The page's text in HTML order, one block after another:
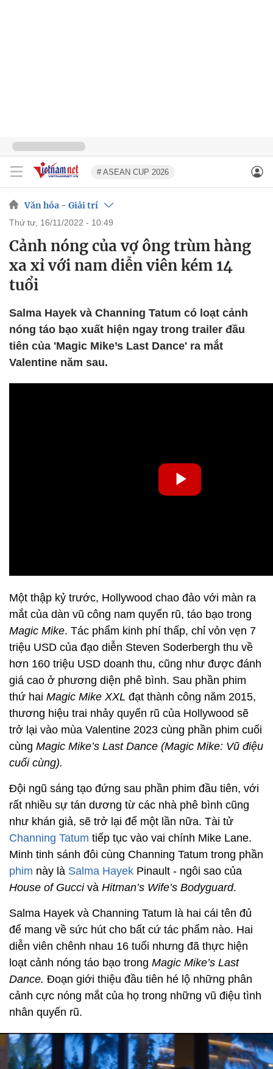
# ASEAN CUP 2026
Văn hóa - Giải trí
thứ tư, 16/11/2022 - 10:49
Cảnh nóng của vợ ông trùm hàng
xa xỉ với nam diễn viên kém 14
tuổi
Salma Hayek và Channing Tatum có loạt cảnh
nóng táo bạo xuất hiện ngay trong trailer đầu
tiên của 'Magic Mike’s Last Dance' ra mắt
Valentine năm sau.
Một thập kỷ trước, Hollywood chao đảo với màn ra
mắt của dàn vũ công nam quyến rũ, táo bạo trong
Magic Mike. Tác phẩm kinh phí thấp, chỉ vỏn vẹn 7
triệu USD của đạo diễn Steven Soderbergh thu về
hơn 160 triệu USD doanh thu, cũng như được đánh
giá cao ở phương diện phê bình. Sau phần phim
thứ hai Magic Mike XXL đạt thành công năm 2015,
thương hiệu trai nhảy quyến rũ của Hollywood sẽ
trở lại vào mùa Valentine 2023 cùng phần phim cuối
cùng Magic Mike’s Last Dance (Magic Mike: Vũ điệu
cuối cùng).
Đội ngũ sáng tạo đứng sau phần phim đầu tiên, với
rất nhiều sự tán dương từ các nhà phê bình cũng
như khán giả, sẽ trở lại để một lần nữa. Tài tử
Channing Tatum tiếp tục vào vai chính Mike Lane.
Minh tinh sánh đôi cùng Channing Tatum trong phần
phim này là Salma Hayek Pinault - ngôi sao của
House of Guccivà Hitman’s Wife’s Bodyguard.
Salma Hayek và Channing Tatum là hai cái tên đủ
để mang về sức hút cho bất cứ tác phẩm nào. Hai
diễn viên chênh nhau 16 tuổi nhưng đã thực hiện
loạt cảnh nóng táo bạo trong Magic Mike’s Last
Dance. Đoạn giới thiệu đầu tiên hé lộ những phân
cảnh cực nóng mắt của họ trong những vũ điệu tình
nhân quyến rũ.